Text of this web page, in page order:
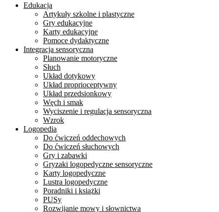
Edukacja
Artykuły szkolne i plastyczne
Gry edukacyjne
Karty edukacyjne
Pomoce dydaktyczne
Integracja sensoryczna
Planowanie motoryczne
Słuch
Układ dotykowy
Układ proprioceptywny
Układ przedsionkowy
Węch i smak
Wyciszenie i regulacja sensoryczna
Wzrok
Logopedia
Do ćwiczeń oddechowych
Do ćwiczeń słuchowych
Gry i zabawki
Gryzaki logopedyczne sensoryczne
Karty logopedyczne
Lustra logopedyczne
Poradniki i książki
PUSy
Rozwijanie mowy i słownictwa